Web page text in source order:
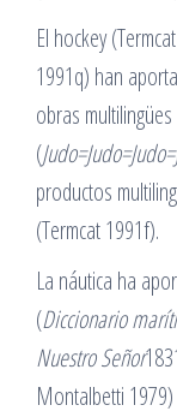
El hockey
1991q) han
obras
(
productos
(Termcat 1991f).
La náutica ha
(Diccionario
Nuestro Señor
Montalbetti